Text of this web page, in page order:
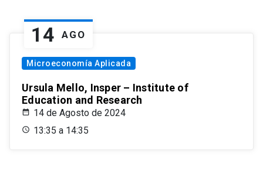
14 AGO
Microeconomía Aplicada
Ursula Mello, Insper – Institute of
Education and Research
14 de Agosto de 2024
13:35 a 14:35